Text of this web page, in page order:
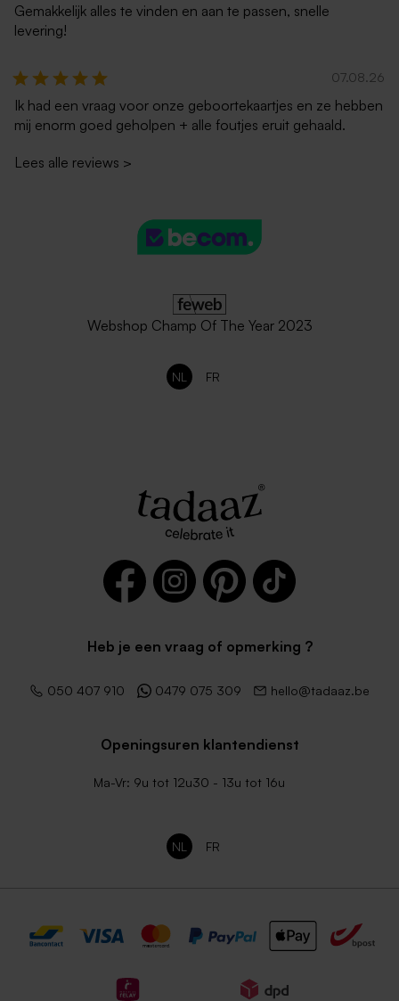
Gemakkelijk alles te vinden en aan te passen, snelle
levering!
07.08.26
Ik had een vraag voor onze geboortekaartjes en ze hebben
mij enorm goed geholpen + alle foutjes eruit gehaald.
Lees alle reviews >
Webshop Champ Of The Year 2023
NL FR
Heb je een vraag of opmerking ?
050 407 910 0479 075 309 hello@tadaaz.be
Openingsuren klantendienst
Ma-Vr: 9u tot 12u30 - 13u tot 16u
NL FR